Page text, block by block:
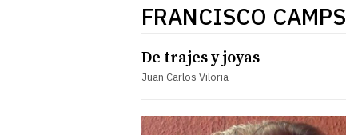
FRANCISCO CAMPS
De trajes y joyas
Juan Carlos Viloria